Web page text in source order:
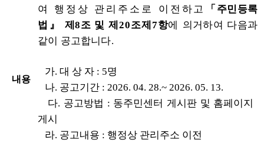
내용
여 행정상 관리주소로 이전 하고
「주민등록
법』 제8조 및제20조제7항에
의거하여 다음과
같이 공고합니 다.
가. 대 상 자 : 5명
나. 공고기간 : 2026. 04. 28.~ 2026. 05. 13.
다. 공고방법 : 동주민센터 게시판 및 홈페이지
게시
라. 공고내용 : 행정상 관리주소 이전